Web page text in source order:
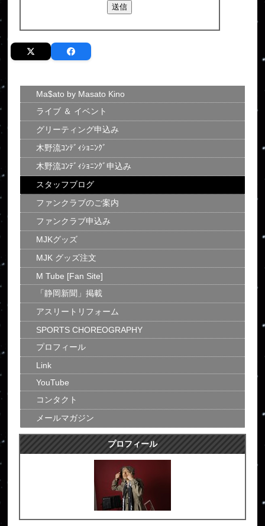
Ma$ato by Masato Kino
ライブ ＆ イベント
グリーティング申込み
木野流ｺﾝﾃﾞｨｼｮﾆﾝｸﾞ
木野流ｺﾝﾃﾞｨｼｮﾆﾝｸﾞ申込み
スタッフブログ
ファンクラブのご案内
ファンクラブ申込み
MJKグッズ
MJK グッズ注文
M Tube [Fan Site]
「静岡新聞」掲載
アスリートリフォーム
SPORTS CHOREOGRAPHY
プロフィール
Link
YouTube
コンタクト
メールマガジン
プロフィール